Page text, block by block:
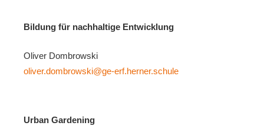
Bildung für nachhaltige Entwicklung
Oliver Dombrowski
oliver.dombrowski@ge-erf.herner.schule
Urban Gardening